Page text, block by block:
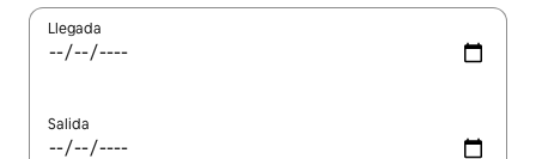
Llegada
Salida